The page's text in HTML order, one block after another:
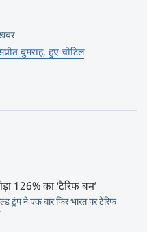
बुमराह, हुए चोटिल
126% का ‘टैरिफ बम’
ट्रंप ने एक बार फिर भारत पर टैरिफ